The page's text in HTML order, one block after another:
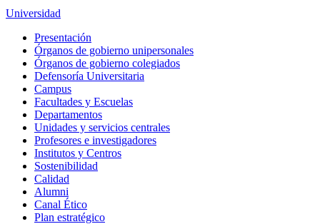
Universidad
Presentación
Órganos de gobierno unipersonales
Órganos de gobierno colegiados
Defensoría Universitaria
Campus
Facultades y Escuelas
Departamentos
Unidades y servicios centrales
Profesores e investigadores
Institutos y Centros
Sostenibilidad
Calidad
Alumni
Canal Ético
Plan estratégico